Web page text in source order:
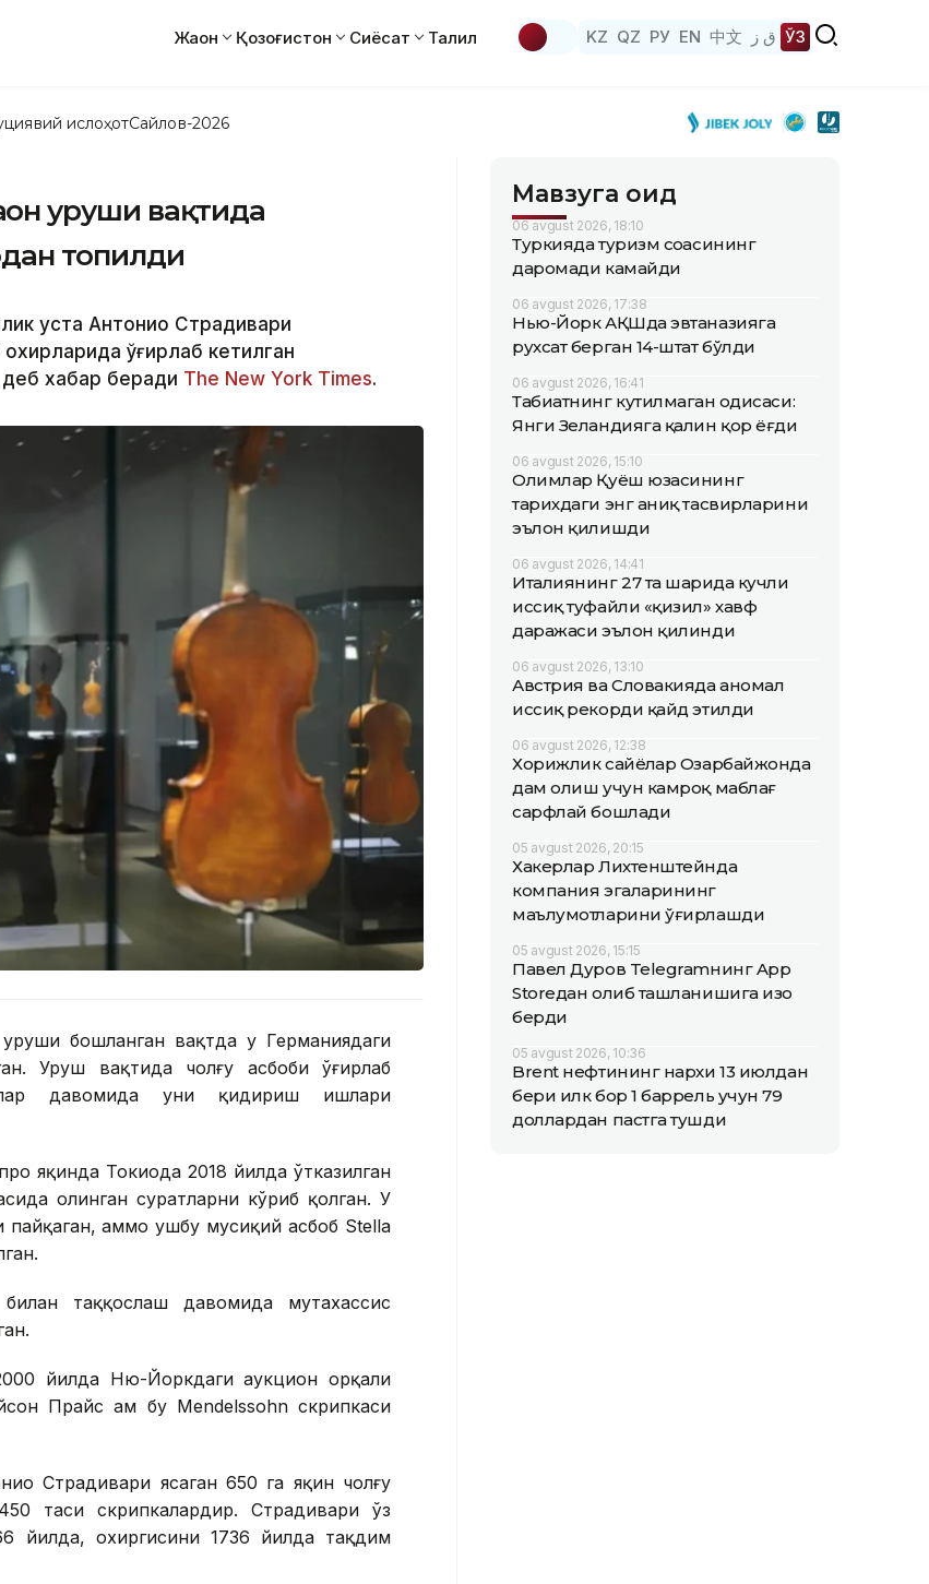
Жаҳон Қозоғистон Сиёсат Таҳлил KZ QZ РУ EN 中文 ق ز ЎЗ
ислоҳотСайлов-2026
уруши вақтида
топилди
уста Антонио Страдивари
ўғирлаб кетилган
хабар беради The New York Times.
бошланган вақтда у Германиядаги
Уруш вақтида чолғу асбоби ўғирлаб
давомида уни қидириш ишлари
яқинда Токиода 2018 йилда ўтказилган
олинган суратларни кўриб қолган. У
аммо ушбу мусиқий асбоб Stella
таққослаш давомида мутахассис
йилда Ню-Йоркдаги аукцион орқали
Прайс ҳам бу Mendelssohn скрипкаси
Страдивари ясаган 650 га яқин чолғу
таси скрипкалардир. Страдивари ўз
йилда, охиргисини 1736 йилда тақдим
Мавзуга оид
06 avgust 2026, 18:10
Туркияда туризм соҳасининг
даромади камайди
06 avgust 2026, 17:38
Нью-Йорк АҚШда эвтаназияга
рухсат берган 14-штат бўлди
06 avgust 2026, 16:41
Табиатнинг кутилмаган ҳодисаси:
Янги Зеландияга қалин қор ёғди
06 avgust 2026, 15:10
Олимлар Қуёш юзасининг
тарихдаги энг аниқ тасвирларини
эълон қилишди
06 avgust 2026, 14:41
Италиянинг 27 та шаҳрида кучли
иссиқ туфайли «қизил» хавф
даражаси эълон қилинди
06 avgust 2026, 13:10
Австрия ва Словакияда аномал
иссиқ рекорди қайд этилди
06 avgust 2026, 12:38
Хорижлик сайёҳлар Озарбайжонда
дам олиш учун камроқ маблағ
сарфлай бошлади
05 avgust 2026, 20:15
Хакерлар Лихтенштейнда
компания эгаларининг
маълумотларини ўғирлашди
05 avgust 2026, 15:15
Павел Дуров Telegramнинг App
Storeдан олиб ташланишига изоҳ
берди
05 avgust 2026, 10:36
Brent нефтининг нархи 13 июлдан
бери илк бор 1 баррель учун 79
доллардан пастга тушди